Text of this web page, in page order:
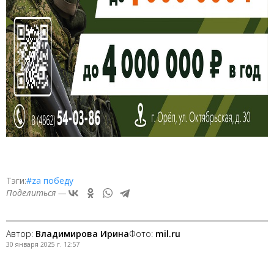
Тэги:#zа победу
Поделиться —
Автор: Владимирова ИринаФото: mil.ru
30 января 2025 г. 12:57